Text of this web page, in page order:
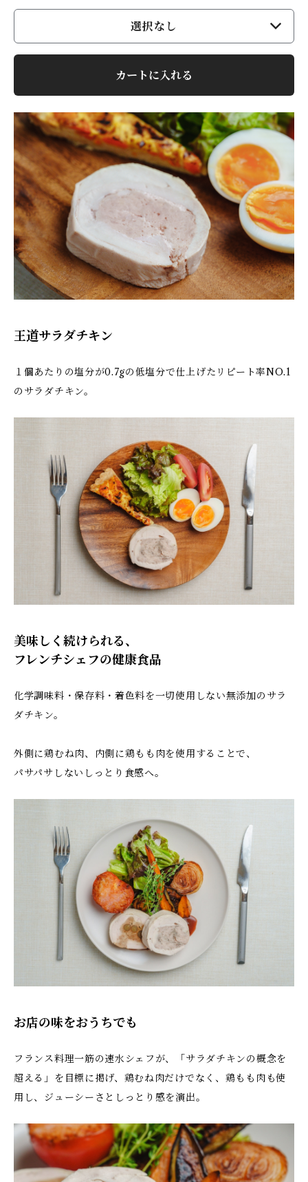
選択なし
カートに入れる
王道サラダチキン
１個あたりの塩分が0.7gの低塩分で仕上げたリピート率NO.1
のサラダチキン。
美味しく続けられる、
フレンチシェフの健康食品
化学調味料・保存料・着色料を一切使用しない無添加のサラ
ダチキン。
外側に鶏むね肉、内側に鶏もも肉を使用することで、
パサパサしないしっとり食感へ。
お店の味をおうちでも
フランス料理一筋の速水シェフが、「サラダチキンの概念を
超える」を目標に掲げ、鶏むね肉だけでなく、鶏もも肉も使
用し、ジューシーさとしっとり感を演出。